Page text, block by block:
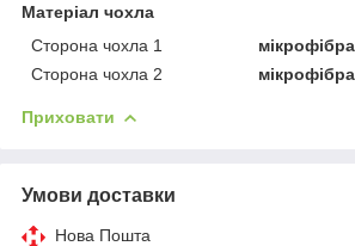
Матеріал чохла
Сторона чохла 1
мікрофібра
Сторона чохла 2
мікрофібра
Приховати
Умови доставки
Нова Пошта